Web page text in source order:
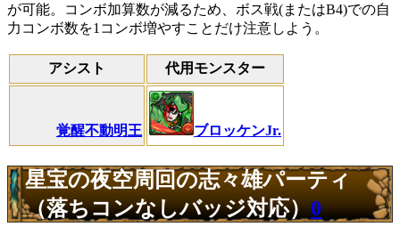
が可能。コンボ加算数が減るため、ボス戦(またはB4)での自
力コンボ数を1コンボ増やすことだけ注意しよう。
アシスト 代用モンスター
覚醒不動明王 ブロッケンJr.
星宝の夜空周回の志々雄パーティ
（落ちコンなしバッジ対応）0